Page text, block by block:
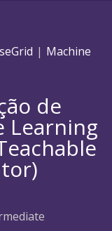
| Machine
de
Learning